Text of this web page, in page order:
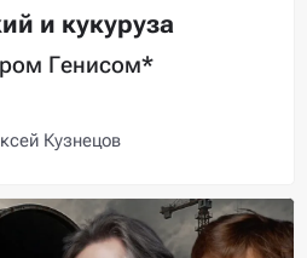
и кукуруза
Генисом*
Кузнецов